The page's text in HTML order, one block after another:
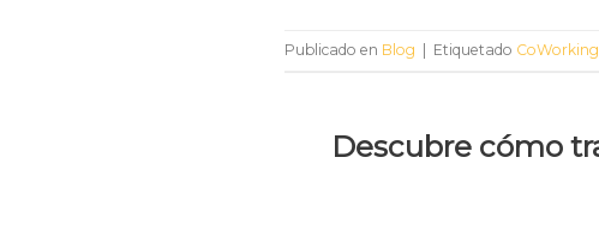
Publicado en Blog Etiquetado CoWorking
Descubre cómo